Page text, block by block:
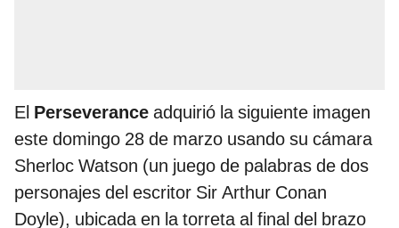
El Perseverance adquirió la siguiente imagen
este domingo 28 de marzo usando su cámara
Sherloc Watson (un juego de palabras de dos
personajes del escritor Sir Arthur Conan
Doyle), ubicada en la torreta al final del brazo